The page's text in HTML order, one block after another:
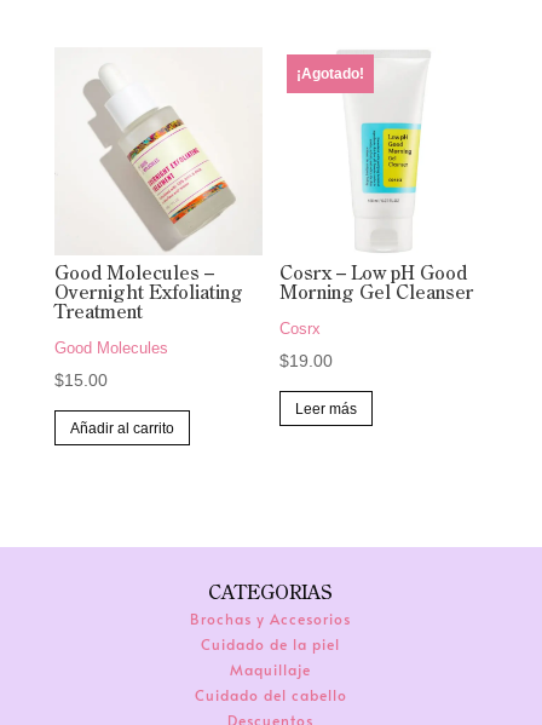
Good Molecules –
Overnight Exfoliating
Treatment
Good Molecules
$15.00
Añadir al carrito
¡Agotado!
Cosrx – Low pH Good
Morning Gel Cleanser
Cosrx
$19.00
Leer más
CATEGORIAS
Brochas y Accesorios
Cuidado de la piel
Maquillaje
Cuidado del cabello
Descuentos